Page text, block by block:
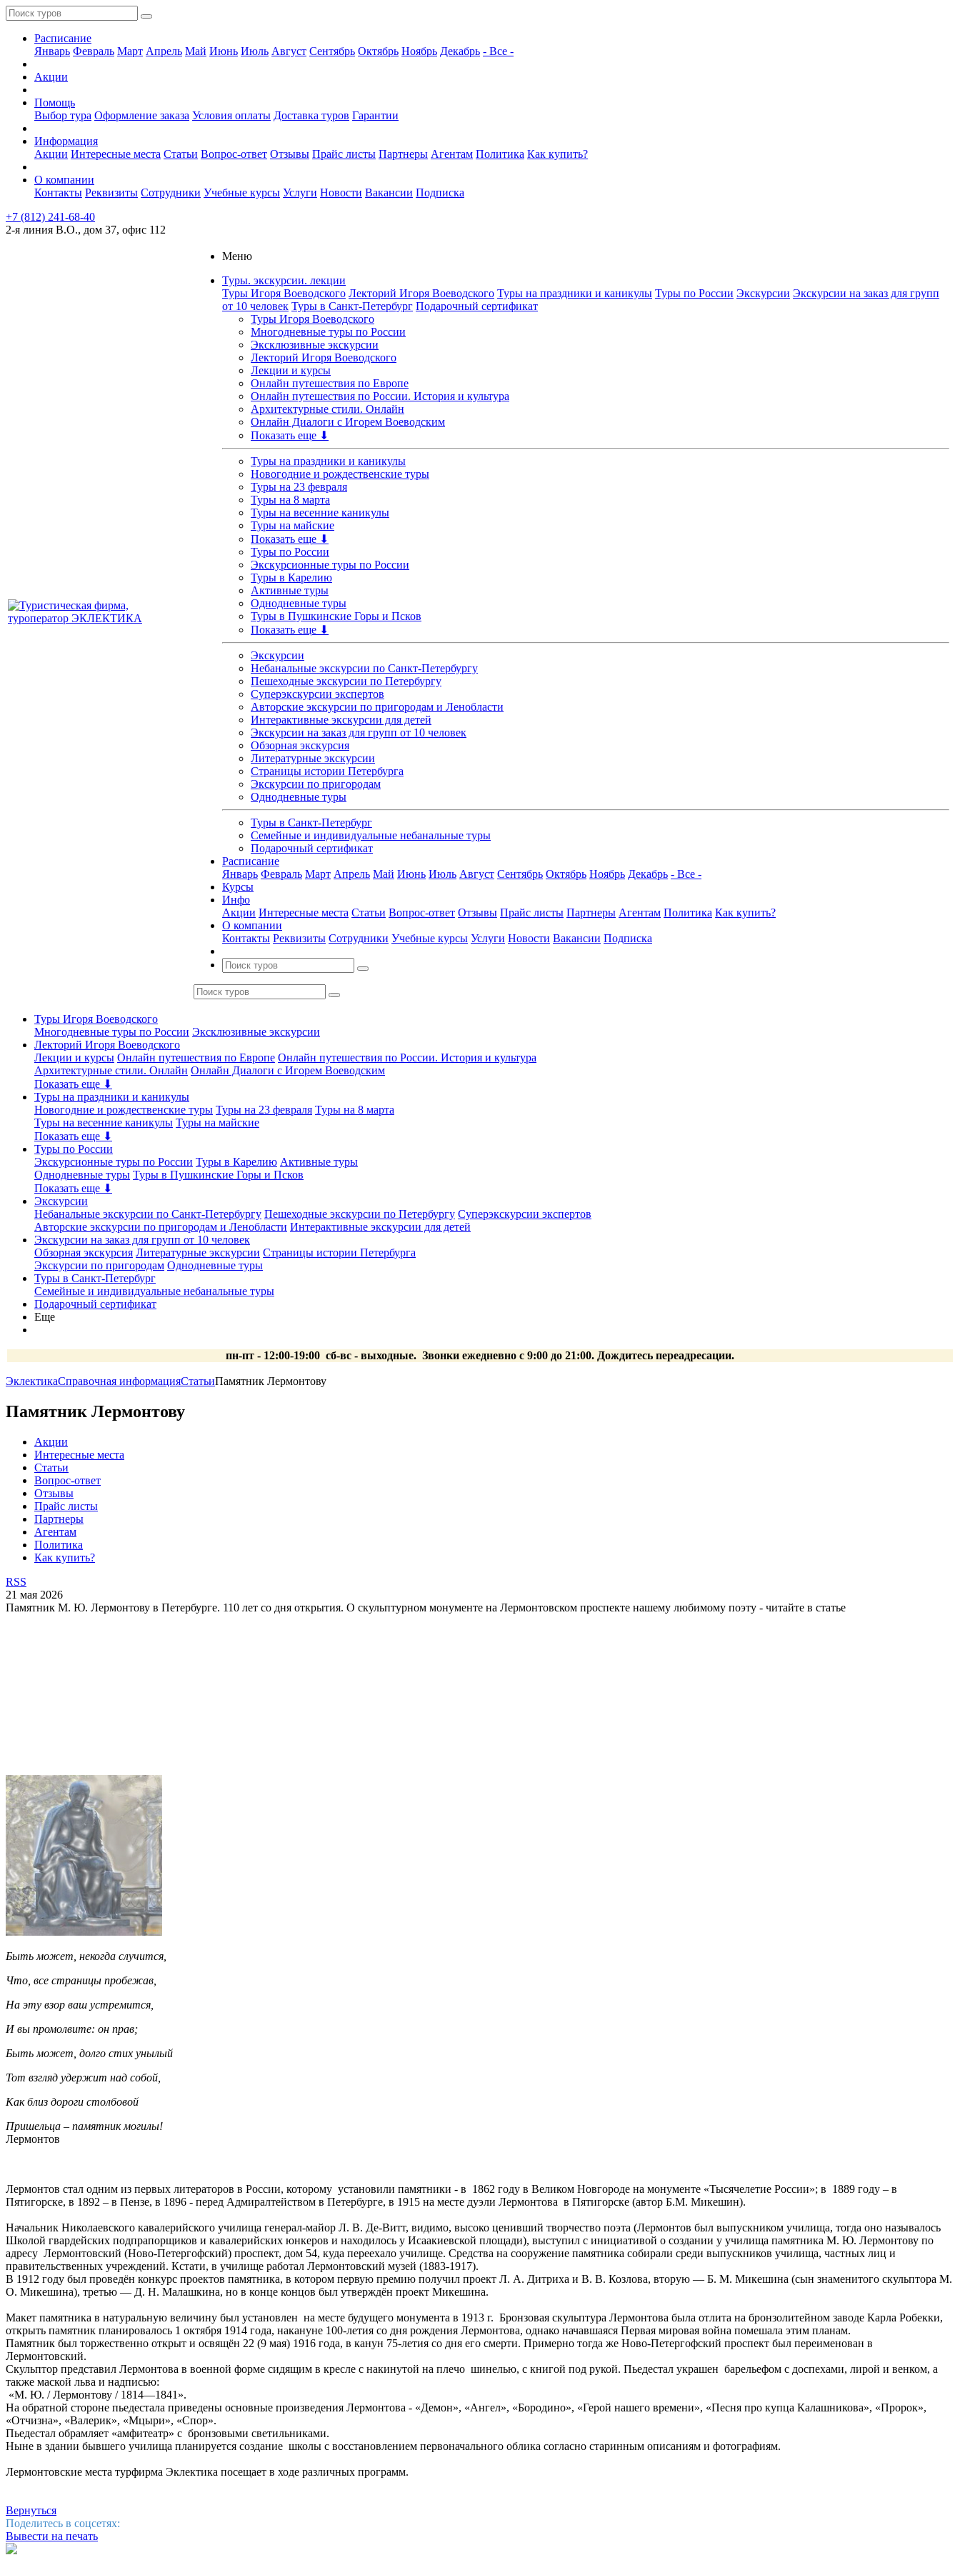
Расписание
Январь Февраль Март Апрель Май Июнь Июль Август Сентябрь Октябрь Ноябрь Декабрь - Все -
Акции
Помощь
Выбор тура Оформление заказа Условия оплаты Доставка туров Гарантии
Информация
Акции Интересные места Статьи Вопрос-ответ Отзывы Прайс листы Партнеры Агентам Политика Как купить?
О компании
Контакты Реквизиты Сотрудники Учебные курсы Услуги Новости Вакансии Подписка
+7 (812) 241-68-40
2-я линия В.О., дом 37, офис 112
Меню
Туры. экскурсии. лекции
Туры Игоря Воеводского Лекторий Игоря Воеводского Туры на праздники и каникулы Туры по России Экскурсии Экскурсии на заказ для групп
от 10 человек Туры в Санкт-Петербург Подарочный сертификат
Туры Игоря Воеводского
Многодневные туры по России
Эксклюзивные экскурсии
Лекторий Игоря Воеводского
Лекции и курсы
Онлайн путешествия по Европе
Онлайн путешествия по России. История и культура
Архитектурные стили. Онлайн
Онлайн Диалоги с Игорем Воеводским
Показать еще ⬇
Туры на праздники и каникулы
Новогодние и рождественские туры
Туры на 23 февраля
Туры на 8 марта
Туры на весенние каникулы
Туры на майские
Показать еще ⬇
Туры по России
Экскурсионные туры по России
Туры в Карелию
Активные туры
Однодневные туры
Туры в Пушкинские Горы и Псков
Показать еще ⬇
Экскурсии
Небанальные экскурсии по Санкт-Петербургу
Пешеходные экскурсии по Петербургу
Суперэкскурсии экспертов
Авторские экскурсии по пригородам и Ленобласти
Интерактивные экскурсии для детей
Экскурсии на заказ для групп от 10 человек
Обзорная экскурсия
Литературные экскурсии
Страницы истории Петербурга
Экскурсии по пригородам
Однодневные туры
Туры в Санкт-Петербург
Семейные и индивидуальные небанальные туры
Подарочный сертификат
Расписание
Январь Февраль Март Апрель Май Июнь Июль Август Сентябрь Октябрь Ноябрь Декабрь - Все -
Курсы
Инфо
Акции Интересные места Статьи Вопрос-ответ Отзывы Прайс листы Партнеры Агентам Политика Как купить?
О компании
Контакты Реквизиты Сотрудники Учебные курсы Услуги Новости Вакансии Подписка
Туры Игоря Воеводского
Многодневные туры по России Эксклюзивные экскурсии
Лекторий Игоря Воеводского
Лекции и курсы Онлайн путешествия по Европе Онлайн путешествия по России. История и культура
Архитектурные стили. Онлайн Онлайн Диалоги с Игорем Воеводским
Показать еще ⬇
Туры на праздники и каникулы
Новогодние и рождественские туры Туры на 23 февраля Туры на 8 марта
Туры на весенние каникулы Туры на майские
Показать еще ⬇
Туры по России
Экскурсионные туры по России Туры в Карелию Активные туры
Однодневные туры Туры в Пушкинские Горы и Псков
Показать еще ⬇
Экскурсии
Небанальные экскурсии по Санкт-Петербургу Пешеходные экскурсии по Петербургу Суперэкскурсии экспертов
Авторские экскурсии по пригородам и Ленобласти Интерактивные экскурсии для детей
Экскурсии на заказ для групп от 10 человек
Обзорная экскурсия Литературные экскурсии Страницы истории Петербурга
Экскурсии по пригородам Однодневные туры
Туры в Санкт-Петербург
Семейные и индивидуальные небанальные туры
Подарочный сертификат
Еще
пн-пт - 12:00-19:00 сб-вс - выходные. Звонки ежедневно с 9:00 до 21:00. Дождитесь переадресации.
ЭклектикаСправочная информацияСтатьиПамятник Лермонтову
Памятник Лермонтову
Акции
Интересные места
Статьи
Вопрос-ответ
Отзывы
Прайс листы
Партнеры
Агентам
Политика
Как купить?
RSS
21 мая 2026
Памятник М. Ю. Лермонтову в Петербурге. 110 лет со дня открытия. О скульптурном монументе на Лермонтовском проспекте нашему любимому поэту - читайте в статье
Быть может, некогда случится,
Что, все страницы пробежав,
На эту взор ваш устремится,
И вы промолвите: он прав;
Быть может, долго стих унылый
Тот взгляд удержит над собой,
Как близ дороги столбовой
Пришельца – памятник могилы!
Лермонтов
Лермонтов стал одним из первых литераторов в России, которому установили памятники - в 1862 году в Великом Новгороде на монументе «Тысячелетие России»; в 1889 году – в
Пятигорске, в 1892 – в Пензе, в 1896 - перед Адмиралтейством в Петербурге, в 1915 на месте дуэли Лермонтова в Пятигорске (автор Б.М. Микешин).
Начальник Николаевского кавалерийского училища генерал-майор Л. В. Де-Витт, видимо, высоко ценивший творчество поэта (Лермонтов был выпускником училища, тогда оно называлось
Школой гвардейских подпрапорщиков и кавалерийских юнкеров и находилось у Исаакиевской площади), выступил с инициативой о создании у училища памятника М. Ю. Лермонтову по
адресу Лермонтовский (Ново-Петергофский) проспект, дом 54, куда переехало училище. Средства на сооружение памятника собирали среди выпускников училища, частных лиц и
правительственных учреждений. Кстати, в училище работал Лермонтовский музей (1883-1917).
В 1912 году был проведён конкурс проектов памятника, в котором первую премию получил проект Л. А. Дитриха и В. В. Козлова, вторую — Б. М. Микешина (сын знаменитого скульптора М.
О. Микешина), третью — Д. Н. Малашкина, но в конце концов был утверждён проект Микешина.
Макет памятника в натуральную величину был установлен на месте будущего монумента в 1913 г. Бронзовая скульптура Лермонтова была отлита на бронзолитейном заводе Карла Робекки,
открыть памятник планировалось 1 октября 1914 года, накануне 100-летия со дня рождения Лермонтова, однако начавшаяся Первая мировая война помешала этим планам.
Памятник был торжественно открыт и освящён 22 (9 мая) 1916 года, в канун 75-летия со дня его смерти. Примерно тогда же Ново-Петергофский проспект был переименован в
Лермонтовский.
Скульптор представил Лермонтова в военной форме сидящим в кресле с накинутой на плечо шинелью, с книгой под рукой. Пьедестал украшен барельефом с доспехами, лирой и венком, а
также маской льва и надписью:
«М. Ю. / Лермонтову / 1814—1841».
На обратной стороне пьедестала приведены основные произведения Лермонтова - «Демон», «Ангел», «Бородино», «Герой нашего времени», «Песня про купца Калашникова», «Пророк»,
«Отчизна», «Валерик», «Мцыри», «Спор».
Пьедестал обрамляет «амфитеатр» с бронзовыми светильниками.
Ныне в здании бывшего училища планируется создание школы с восстановлением первоначального облика согласно старинным описаниям и фотографиям.
Лермонтовские места турфирма Эклектика посещает в ходе различных программ.
Вернуться
Поделитесь в соцсетях:
Вывести на печать